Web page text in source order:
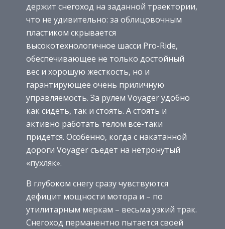
держит снегоход на заданной траектории,
что не удивительно: за облицовочным
пластиком скрывается
высокотехнологичное шасси Pro-Ride,
обеспечивающее не только достойный
вес и хорошую жесткость, но и
гарантирующее очень приличную
управляемость. За рулем Voyager удобно
как сидеть, так и стоять. А стоять и
активно работать телом все-таки
придется. Особенно, когда с накатанной
дороги Voyager съедет на нетронутый
«пухляк».
В глубоком снегу сразу чувствуются
дефицит мощности мотора и – по
утилитарным меркам – весьма узкий трак.
Снегоход перманентно пытается своей